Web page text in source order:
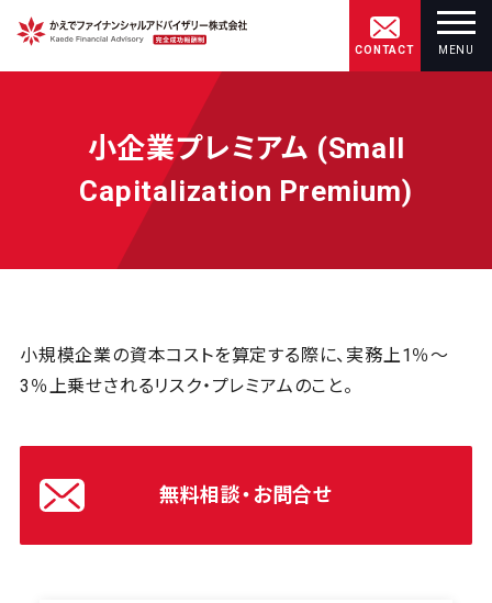
CONTACT MENU
小企業プレミアム (Small
Capitalization Premium)
小規模企業の資本コストを算定する際に、実務上1％～
3％上乗せされるリスク・プレミアムのこと。
無料相談・お問合せ